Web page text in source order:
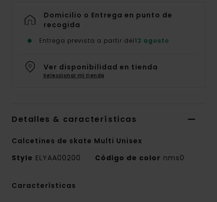
Domicilio o Entrega en punto de
recogida
Entrega prevista a partir del12 agosto
Ver disponibilidad en tienda
Seleccionar mi tienda
Detalles & características
Calcetines de skate Multi Unisex
Style ELYAA00200 Código de color nms0
Características